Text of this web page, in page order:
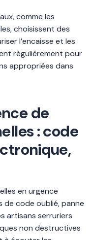
comme les
choisissent des
l’encaisse et les
régulièrement pour
appropriées dans
de
: code
en urgence
code oublié, panne
artisans serruriers
non destructives